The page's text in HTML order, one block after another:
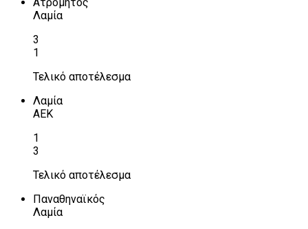
Λαμία
3
1
Τελικό αποτέλεσμα
Λαμία
ΑΕΚ
1
3
Τελικό αποτέλεσμα
Παναθηναϊκός
Λαμία